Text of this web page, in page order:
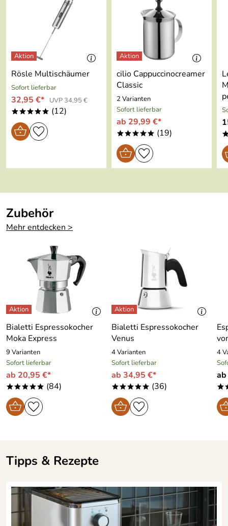
Hersteller: Porzellanmanufaktur Kahla/Thüringen GmbH,
Christian-Eckardt-Straße 38, 07768 Kahla,
service@kahlaporzellan.com
Rösle Multischäumer
Sofort lieferbar
32,95 €* UVP 34,95 €
***** (12)
cilio Cappuccinocreamer
Classic
2 Varianten
Sofort lieferbar
ab 29,99 €*
***** (19)
Zubehör
Mehr entdecken >
Bialetti Espressokocher
Moka Express
9 Varianten
Sofort lieferbar
ab 20,95 €*
***** (84)
Bialetti Espressokocher
Venus
4 Varianten
Sofort lieferbar
ab 34,95 €*
***** (36)
4
Tipps & Rezepte